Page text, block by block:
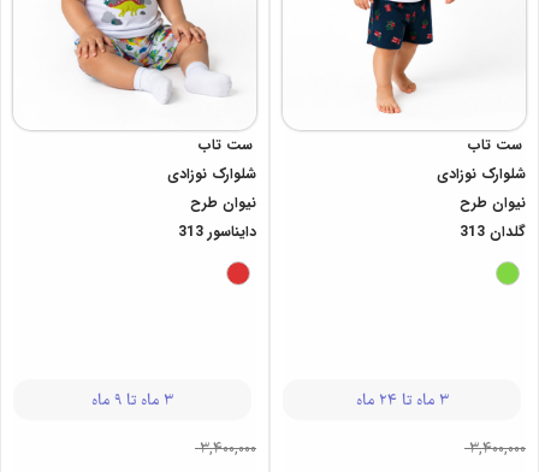
ست تاب
شلوارک نوزادی
نیوان طرح
گلدان 313
3 ماه تا 24 ماه
3,400,000
ست تاب
شلوارک نوزادی
نیوان طرح
دایناسور 313
3 ماه تا 9 ماه
3,400,000